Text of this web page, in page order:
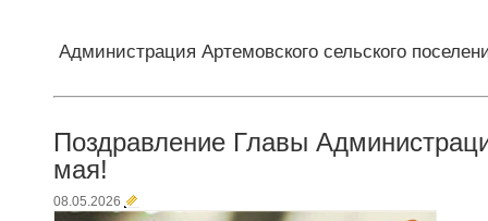
Администрация Артемовского сельского
Поздравление Главы
мая!
08.05.2026